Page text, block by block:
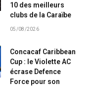
10 des meilleurs
clubs de la Caraïbe
05/08/2026
Concacaf Caribbean
Cup : le Violette AC
écrase Defence
Force pour son